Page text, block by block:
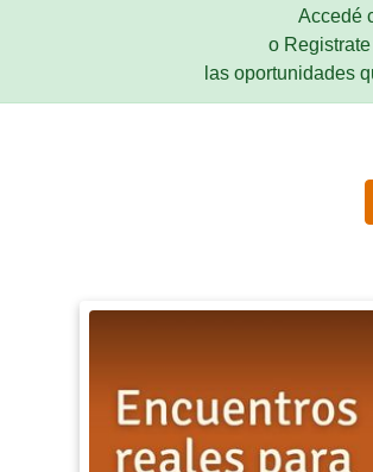
Accedé
o
las oportunidades